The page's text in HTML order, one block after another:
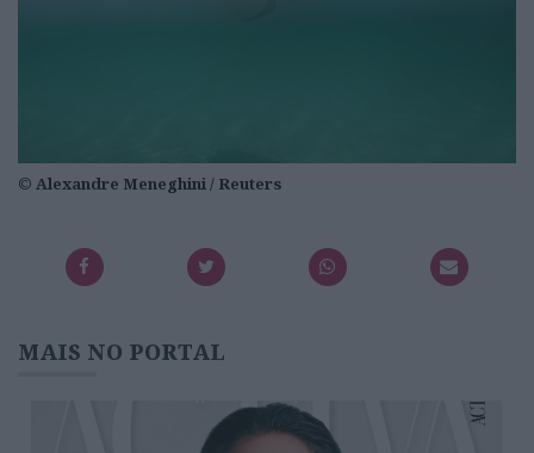
© Alexandre Meneghini / Reuters
MAIS NO PORTAL